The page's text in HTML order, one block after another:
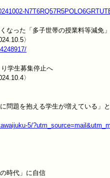
なった「多子世帯の授業料等減免
学生募集停止へ
問題を抱える学生が増えている」
5/
時代」に自信